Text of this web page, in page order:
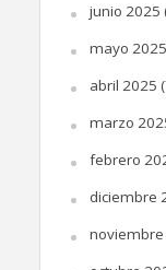
junio 2025
mayo 2025
abril 2025
marzo
febrero
diciembre